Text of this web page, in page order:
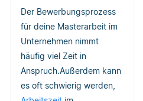
Der Bewerbungsprozess
für deine Masterarbeit im
Unternehmen nimmt
häufig viel Zeit in
Anspruch.Außerdem kann
es oft schwierig werden,